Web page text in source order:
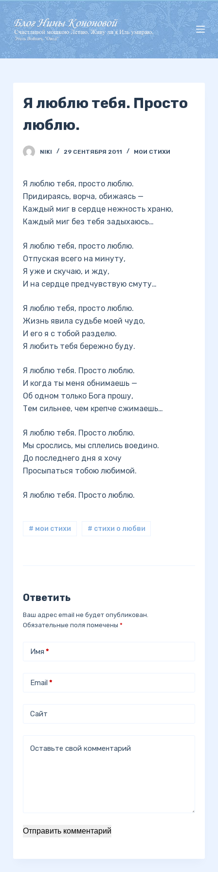
П
е
р
е
й
Я люблю тебя. Просто
люблю.
NIKI 29 СЕНТЯБРЯ 2011 МОИ СТИХИ
Я люблю тебя, просто люблю.
Придираясь, ворча, обижаясь —
Каждый миг в сердце нежность храню,
Каждый миг без тебя задыхаюсь…
Я люблю тебя, просто люблю.
Отпуская всего на минуту,
Я уже и скучаю, и жду,
И на сердце предчувствую смуту…
Я люблю тебя, просто люблю.
Жизнь явила судьбе моей чудо,
И его я с тобой разделю.
Я любить тебя бережно буду.
Я люблю тебя. Просто люблю.
И когда ты меня обнимаешь —
Об одном только Бога прошу,
Тем сильнее, чем крепче сжимаешь…
Я люблю тебя. Просто люблю.
Мы срослись, мы сплелись воедино.
До последнего дня я хочу
Просыпаться тобою любимой.
Я люблю тебя. Просто люблю.
# мои стихи # стихи о любви
Ответить
Ваш адрес email не будет опубликован.
Обязательные поля помечены *
Имя *
Email *
Сайт
Оставьте свой комментарий
Отправить комментарий